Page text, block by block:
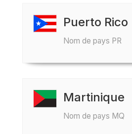
Puerto Rico
Nom de pays PR
Martinique
Nom de pays MQ